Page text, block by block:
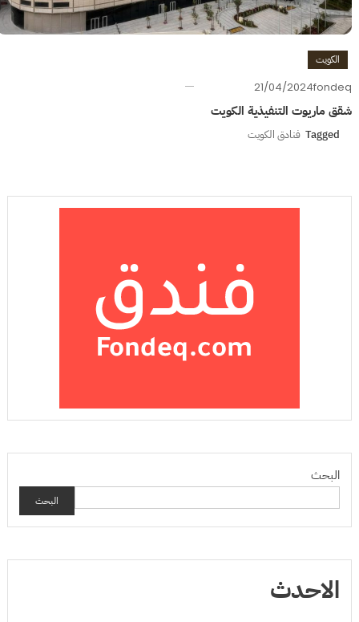
الكويت
21/04/2024fondeq
شقق ماريوت التنفيذية الكويت
Tagged فنادق الكويت
البحث
البحث
الاحدث